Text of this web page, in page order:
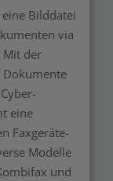
Bilddatei
via
Mit der
eine
Faxgeräte-
Modelle
und